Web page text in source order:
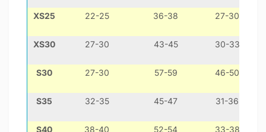
XS25 22-25 36-38 27-30
XS30 27-30 43-45 30-33
S30 27-30 57-59 46-50
S35 32-35 45-47 31-36
S40 38-40 52-54 33-38